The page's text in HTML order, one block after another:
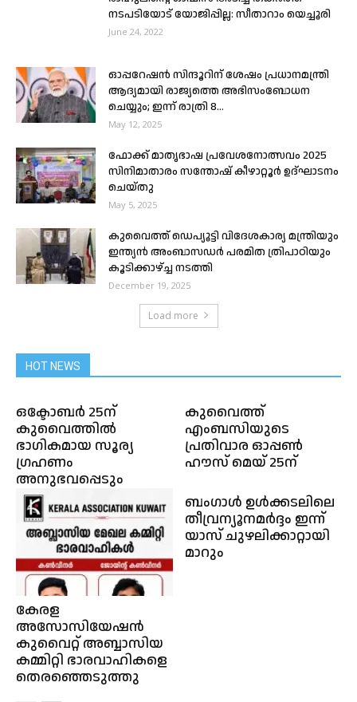
നടപടിയോട് യോജിപ്പില്ല: സീതാറാം യെച്ചൂരി
June 24, 2022
ഓപ്പറേഷൻ സിന്ദൂറിന് ശേഷം പ്രധാനമന്ത്രി
ആദ്യമായി രാജ്യത്തെ അഭിസംബോധന
ചെയ്യും; ഇന്ന് രാത്രി 8...
May 12, 2025
ഫോക്ക് മാതൃഭാഷ പ്രവേശനോത്സവം 2025
സിനിമാതാരം സന്തോഷ് കീഴാറ്റൂർ ഉദ്ഘാടനം
ചെയ്തു
May 5, 2025
കുവൈത്ത് ഡെപ്യൂട്ടി വിദേശകാര്യ മന്ത്രിയും
ഇന്ത്യൻ അംബാസഡർ പരമിത ത്രിപാഠിയും
കൂടിക്കാഴ്ച്ച നടത്തി
December 19, 2025
Load more
HOT NEWS
ഒക്ടോബർ 25ന്
കുവൈത്തിൽ
ഭാഗികമായ സൂര്യ
ഗ്രഹണം
അനുഭവപ്പെടും
കുവൈത്ത്
എംബസിയുടെ
പ്രതിവാര ഓപ്പൺ
ഹൗസ് മെയ് 25ന്
കേരള
അസോസിയേഷൻ
കുവൈറ്റ് അബ്ബാസിയ
കമ്മിറ്റി ഭാരവാഹികളെ
തെരഞ്ഞെടുത്തു
ബംഗാള്‍ ഉള്‍ക്കടലിലെ
തീവ്രന്യൂനമര്‍ദ്ദം ഇന്ന്
യാസ് ചുഴലിക്കാറ്റായി
മാറും